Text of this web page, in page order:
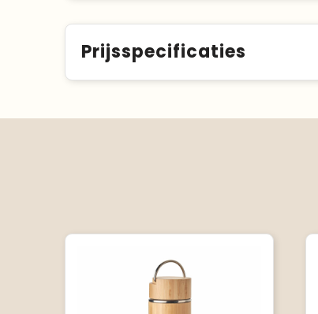
Prijsspecificaties